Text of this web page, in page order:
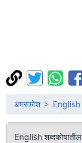
अमरकोश English
English शब्दकोषातील